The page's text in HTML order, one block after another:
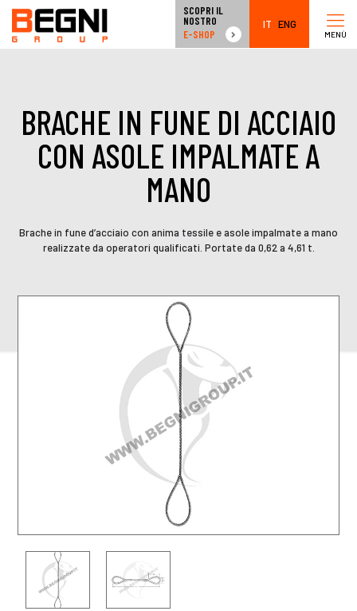
MENÙ
SCOPRI IL
NOSTRO
E-SHOP
IT ENG
BRACHE IN FUNE DI ACCIAIO
CON ASOLE IMPALMATE A
MANO
Brache in fune d’acciaio con anima tessile e asole impalmate a mano
realizzate da operatori qualificati. Portate da 0,62 a 4,61 t.